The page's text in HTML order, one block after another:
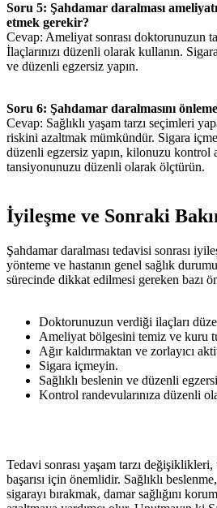
Soru 5: Şahdamar daralması
etmek gerekir?
Cevap: Ameliyat sonrası doktorunuzun
İlaçlarınızı düzenli olarak kullanın.
ve düzenli egzersiz yapın.
Soru 6: Şahdamar daralmasını
Cevap: Sağlıklı yaşam tarzı seçimleri
riskini azaltmak mümkündür. Sigara
düzenli egzersiz yapın, kilonuzu kontrol
tansiyonunuzu düzenli olarak ölçtürün.
İyileşme ve Sonraki
Şahdamar daralması tedavisi sonrası
yönteme ve hastanın genel sağlık
sürecinde dikkat edilmesi gereken bazı
Doktorunuzun verdiği ilaçları
Ameliyat bölgesini temiz ve kuru
Ağır kaldırmaktan ve zorlayıcı
Sigara içmeyin.
Sağlıklı beslenin ve düzenli
Kontrol randevularınıza düzenli
Tedavi sonrası yaşam tarzı
başarısı için önemlidir. Sağlıklı
sigarayı bırakmak, damar sağlığını